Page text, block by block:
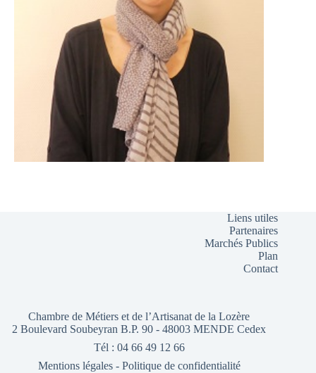
Liens utiles
Partenaires
Marchés Publics
Plan
Contact
Chambre de Métiers et de l’Artisanat de la Lozère
2 Boulevard Soubeyran B.P. 90 - 48003 MENDE Cedex
Tél : 04 66 49 12 66
Mentions légales- Politique de confidentialité